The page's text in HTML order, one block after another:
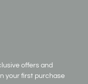
offers and
your first purchase